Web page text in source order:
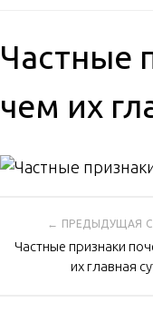
Частные
чем их
Навигация
по
Частные признаки
их главная